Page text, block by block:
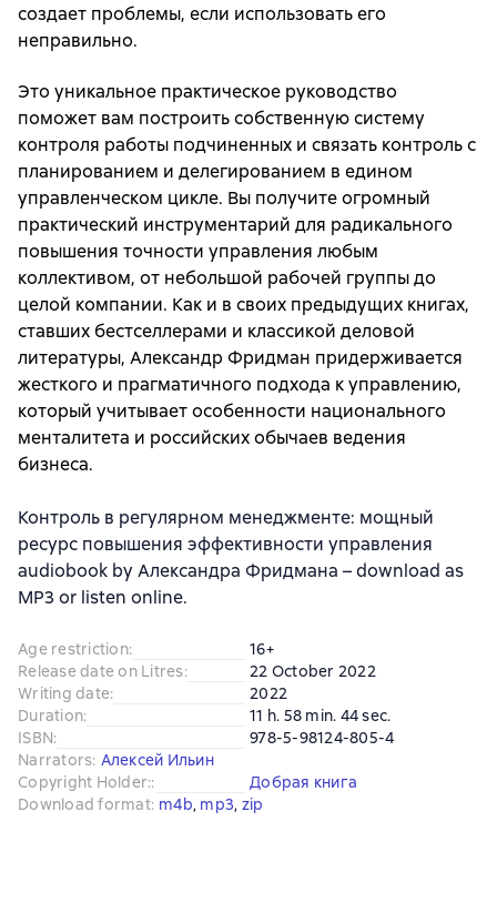
создает проблемы, если использовать его
неправильно.
Это уникальное практическое руководство
поможет вам построить собственную систему
контроля работы подчиненных и связать контроль с
планированием и делегированием в едином
управленческом цикле. Вы получите огромный
практический инструментарий для радикального
повышения точности управления любым
коллективом, от небольшой рабочей группы до
целой компании. Как и в своих предыдущих книгах,
ставших бестселлерами и классикой деловой
литературы, Александр Фридман придерживается
жесткого и прагматичного подхода к управлению,
который учитывает особенности национального
менталитета и российских обычаев ведения
бизнеса.
Контроль в регулярном менеджменте: мощный
ресурс повышения эффективности управления
audiobook by Александра Фридмана – download as
MP3 or listen online.
Age restriction:
16+
Release date on Litres:
22 October 2022
Writing date:
2022
Duration:
11 h. 58 min. 44 sec.
ISBN:
978-5-98124-805-4
Narrators: Алексей Ильин
Copyright Holder::
Добрая книга
Download format: m4b, mp3, zip